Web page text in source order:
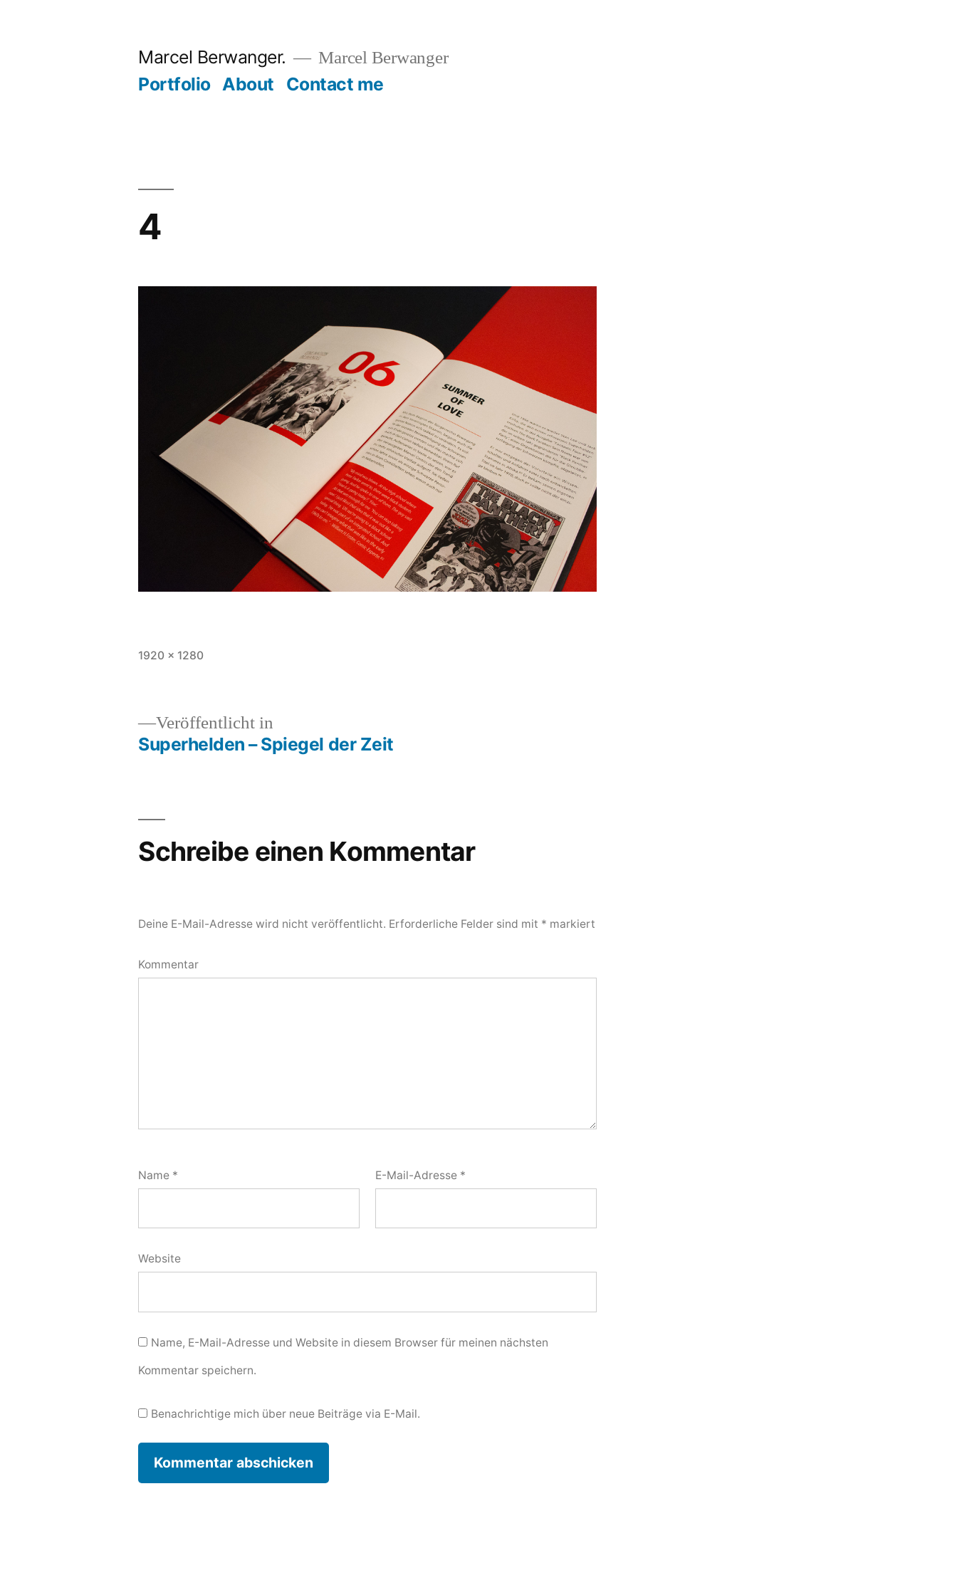
Marcel Berwanger. Marcel Berwanger
Portfolio About Contact me
4
Vollständige
1920 × 1280
Beitragsnavigation
Veröffentlicht in
Superhelden – Spiegel der Zeit
Schreibe einen Kommentar
Deine E-Mail-Adresse wird nicht veröffentlicht. Erforderliche Felder sind mit * markiert
Kommentar
Name * E-Mail-Adresse *
Website
Name, E-Mail-Adresse und Website in diesem Browser für meinen nächsten
Kommentar speichern.
Benachrichtige mich über neue Beiträge via E-Mail.